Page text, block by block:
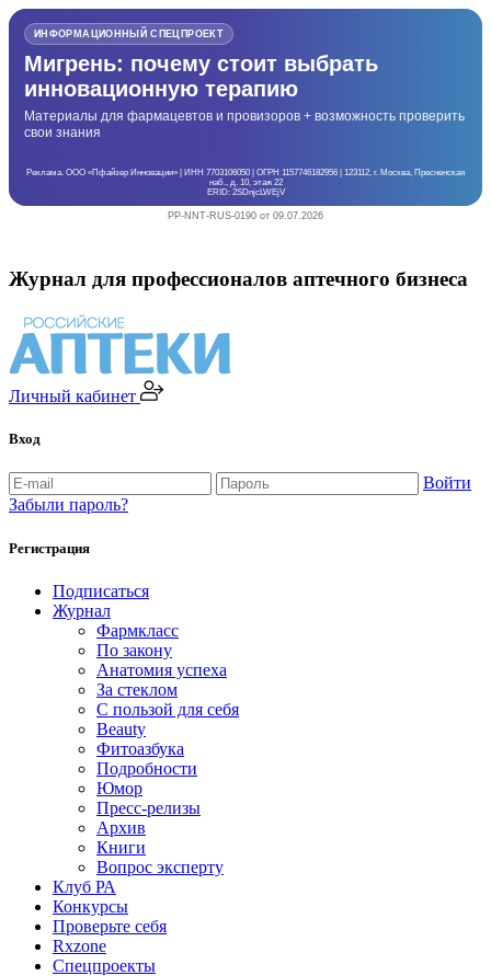
ИНФОРМАЦИОННЫЙ СПЕЦПРОЕКТ
Мигрень: почему стоит выбрать
инновационную терапию
Материалы для фармацевтов и провизоров + возможность проверить
свои знания
Реклама. ООО «Пфайзер Инновации» | ИНН 7703106050 | ОГРН 1157746182956 | 123112, г. Москва, Пресненская
наб., д. 10, этаж 22
ERID: 2SDnjcLWEjV
PP-NNT-RUS-0190 от 09.07.2026
Журнал для профессионалов аптечного бизнеса
Личный кабинет
Вход
Войти
Забыли пароль?
Регистрация
Подписаться
Журнал
Фармкласс
По закону
Анатомия успеха
За стеклом
С пользой для себя
Beauty
Фитоазбука
Подробности
Юмор
Пресс-релизы
Архив
Книги
Вопрос эксперту
Клуб РА
Конкурсы
Проверьте себя
Rxzone
Спецпроекты